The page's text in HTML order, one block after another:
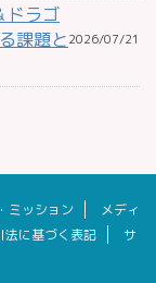
ドラゴ
課題と2026/07/21
ミッション
メディ
法に基づく表記
サ